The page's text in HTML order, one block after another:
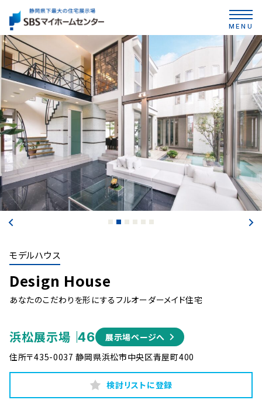
MENU
モデルハウス
Design House
あなたのこだわりを形にするフルオーダーメイド住宅
浜松展示場 46
展示場ページへ
住所〒435-0037 静岡県浜松市中央区青屋町400
検討リストに登録